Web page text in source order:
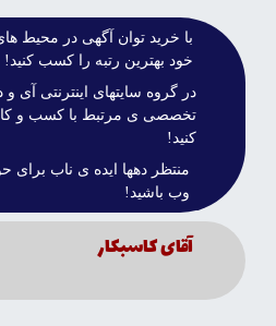
با خريد توان آگهى در محيط
خود بهترين رتبه را کسب کنيد!
در گروه سايتهاى اينترنتى آى
تخصصى ى مرتبط با کسب و کار
کنيد!
منتظر دهها ايده ى ناب براى
وب باشيد!
آقاى كاسبكار